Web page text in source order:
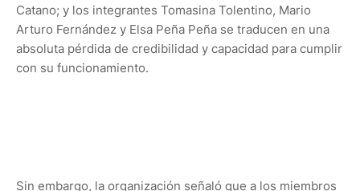
Catano; y los integrantes Tomasina Tolentino, Mario
Arturo Fernández y Elsa Peña Peña se traducen en una
absoluta pérdida de credibilidad y capacidad para cumplir
con su funcionamiento.
Sin embargo, la organización señaló que a los miembros